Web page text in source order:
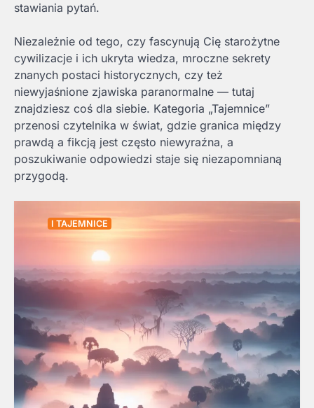
stawiania pytań.
Niezależnie od tego, czy fascynują Cię starożytne
cywilizacje i ich ukryta wiedza, mroczne sekrety
znanych postaci historycznych, czy też
niewyjaśnione zjawiska paranormalne — tutaj
znajdziesz coś dla siebie. Kategoria „Tajemnice”
przenosi czytelnika w świat, gdzie granica między
prawdą a fikcją jest często niewyraźna, a
poszukiwanie odpowiedzi staje się niezapomnianą
przygodą.
I TAJEMNICE